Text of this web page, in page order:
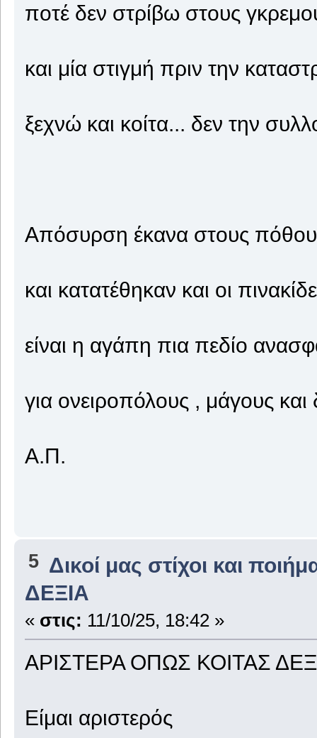
ποτέ δεν στρίβω στους
και μία στιγμή πριν την
ξεχνώ και κοίτα... δεν την
Απόσυρση έκανα στους
και κατατέθηκαν και οι
είναι η αγάπη πια πεδίο
για ονειροπόλους , μάγους και
Α.Π.
5 Δικοί μας στίχοι και
ΔΕΞΙΑ
« στις: 11/10/25, 18:42 »
ΑΡΙΣΤΕΡΑ ΟΠΩΣ ΚΟΙΤΑΣ
Είμαι αριστερός